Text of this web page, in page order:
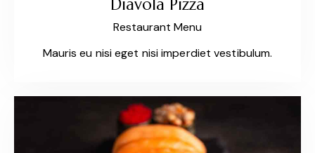
Diavola Pizza
Restaurant Menu
Mauris eu nisi eget nisi imperdiet vestibulum.